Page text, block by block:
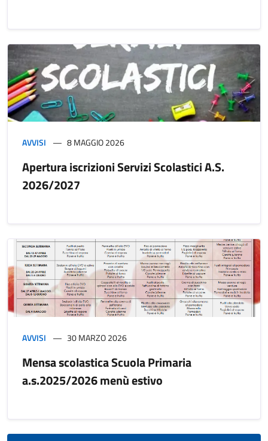
AVVISI 8 MAGGIO 2026
Apertura iscrizioni Servizi Scolastici A.S.
2026/2027
AVVISI 30 MARZO 2026
Mensa scolastica Scuola Primaria
a.s.2025/2026 menù estivo